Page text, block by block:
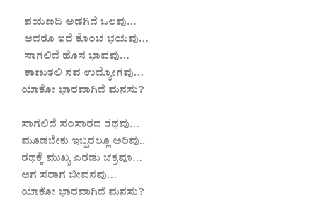
ಪಯಣದಿ ಅಡಗಿದೆ ಒಲವು…
ಆದರೂ ಇದೆ ಕೊಂಚ ಭಯವು…
ಸಾಗಲಿದೆ ಹೊಸ ಭಾವವು…
ಕಾಣುತಲಿ ನವ ಉದ್ಯೋಗವು…
ಯಾಕೋ ಭಾರವಾಗಿದೆ ಮನಸು?
ಸಾಗಲಿದೆ ಸಂಸಾರದ ರಥವು…
ಮೂಡಬೇಕು ಇಬ್ಬರಲ್ಲೂ ಅರಿವು..
ರಥಕ್ಕೆ ಮುಖ್ಯ ಎರಡು ಚಕ್ರವೂ…
ಆಗ ಸರಾಗ ಜೀವನವು…
ಯಾಕೋ ಭಾರವಾಗಿದೆ ಮನಸು?